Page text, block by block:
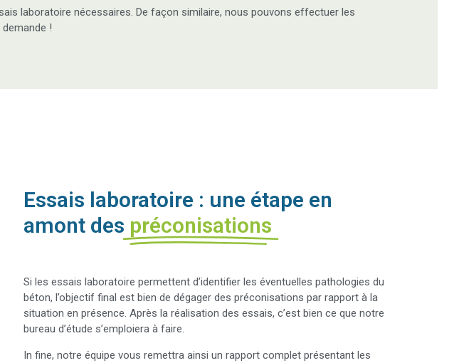
laboratoire nécessaires. De façon similaire, nous pouvons effectuer les
!
Essais laboratoire : une étape en
amont des préconisations
Si les essais laboratoire permettent d’identifier les éventuelles pathologies du
béton, l’objectif final est bien de dégager des préconisations par rapport à la
situation en présence. Après la réalisation des essais, c’est bien ce que notre
bureau d’étude s’emploiera à faire.
In fine, notre équipe vous remettra ainsi un rapport complet présentant les